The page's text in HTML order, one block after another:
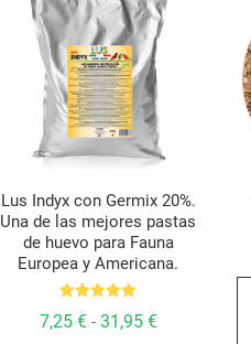
Lus Indyx con Germix 20%.
Una de las mejores pastas
de huevo para Fauna
Europea y Americana.
con
7,25 € - 31,95 €Rango